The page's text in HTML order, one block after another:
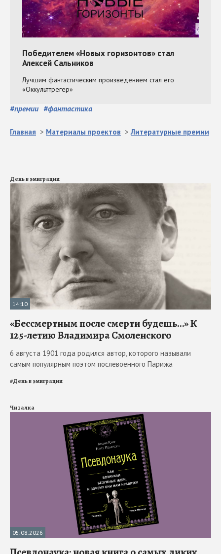
#премии #фантастика
Главная > Материалы проектов >Литературные премии
День в эмиграции
14:10
«Бессмертным после смерти будешь…» К
125-летию Владимира Смоленского
6 августа 1901 года родился автор, которого называли
самым популярным поэтом послевоенного Парижа
#День в эмиграции
Читалка
05.08.2026